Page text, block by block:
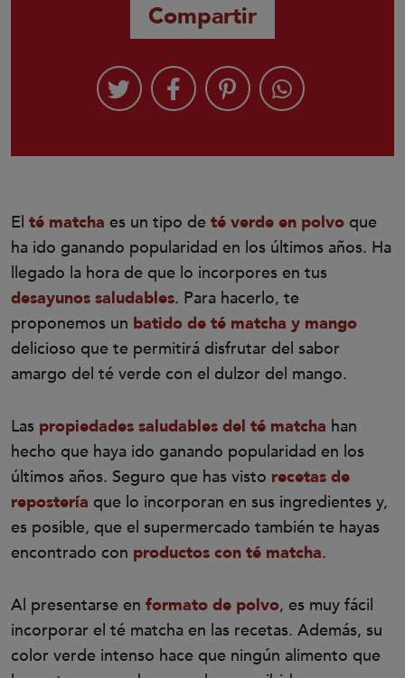
Compartir
El té matcha es un tipo de té verde en polvo que
ha ido ganando popularidad en los últimos años. Ha
llegado la hora de que lo incorpores en tus
desayunos saludables. Para hacerlo, te
proponemos un batido de té matcha y mango
delicioso que te permitirá disfrutar del sabor
amargo del té verde con el dulzor del mango.
Las propiedades saludables del té matcha han
hecho que haya ido ganando popularidad en los
últimos años. Seguro que has visto recetas de
repostería que lo incorporan en sus ingredientes y,
es posible, que el supermercado también te hayas
encontrado con productos con té matcha.
Al presentarse en formato de polvo, es muy fácil
incorporar el té matcha en las recetas. Además, su
color verde intenso hace que ningún alimento que